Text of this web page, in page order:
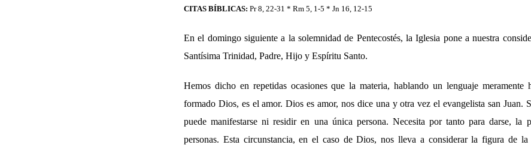
CITAS BÍBLICAS: Pr 8, 22-31 * Rm 5, 1-5 * Jn 16, 12-15
En el domingo siguiente a la solemnidad de Pentecostés, la Iglesia pone a nuestra
Santísima Trinidad, Padre, Hijo y Espíritu Santo.
Hemos dicho en repetidas ocasiones que la materia, hablando un lenguaje meramente
formado Dios, es el amor. Dios es amor, nos dice una y otra vez el evangelista san Juan.
puede manifestarse ni residir en una única persona. Necesita por tanto para darse, la
personas. Esta circunstancia, en el caso de Dios, nos lleva a considerar la figura de